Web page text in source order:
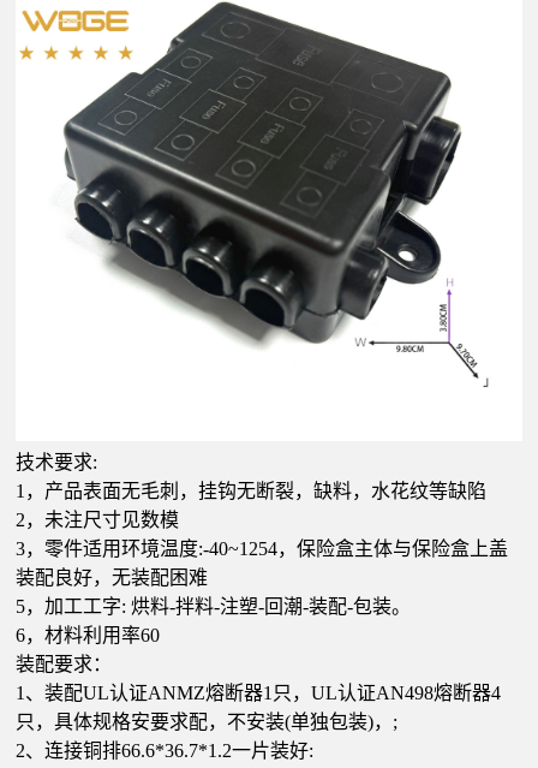
技术要求:
1，产品表面无毛刺，挂钩无断裂，缺料，水花纹等缺陷
2，未注尺寸见数模
3，零件适用环境温度:-40~1254，保险盒主体与保险盒上盖
装配良好，无装配困难
5，加工工字: 烘料-拌料-注塑-回潮-装配-包装。
6，材料利用率60
装配要求：
1、装配UL认证ANMZ熔断器1只，UL认证AN498熔断器4
只，具体规格安要求配，不安装(单独包装)，;
2、连接铜排66.6*36.7*1.2一片装好: